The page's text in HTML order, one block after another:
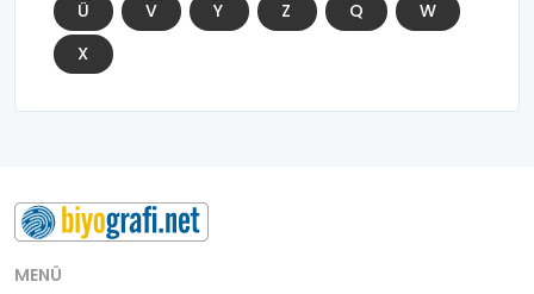
Ü
V Y Z Q
W
X
MENÜ